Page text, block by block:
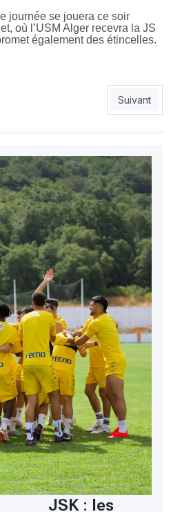
journée se jouera ce soir
où l’USM Alger recevra la JS
également des étincelles.
retrouve son Mouloudia !
Article
Suivant
JSK : les